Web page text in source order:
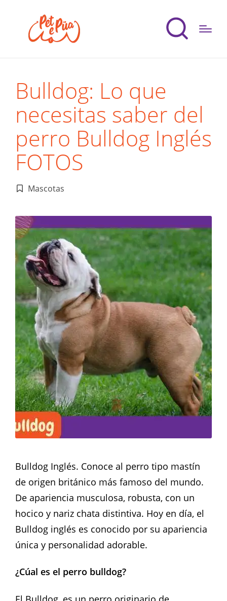
Bulldog: Lo que
necesitas saber del
perro Bulldog Inglés
FOTOS
Publicado
Mascotas
Bulldog Inglés. Conoce al perro tipo mastín
de origen británico más famoso del mundo.
De apariencia musculosa, robusta, con un
hocico y nariz chata distintiva. Hoy en día, el
Bulldog inglés es conocido por su apariencia
única y personalidad adorable.
¿Cúal es el perro bulldog?